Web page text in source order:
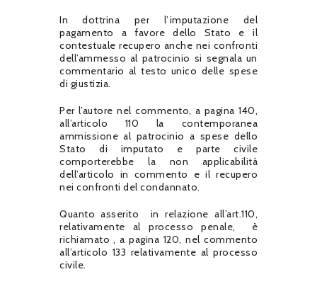
In dottrina per l’imputazione del
pagamento a favore dello Stato e il
contestuale recupero anche nei confronti
dell’ammesso al patrocinio si segnala un
commentario al testo unico delle spese
di giustizia.
Per l’autore nel commento, a pagina 140,
all’articolo 110 la contemporanea
ammissione al patrocinio a spese dello
Stato di imputato e parte civile
comporterebbe la non applicabilità
dell’articolo in commento e il recupero
nei confronti del condannato.
Quanto asserito in relazione all’art.110,
relativamente al processo penale, è
richiamato , a pagina 120, nel commento
all’articolo 133 relativamente al processo
civile.